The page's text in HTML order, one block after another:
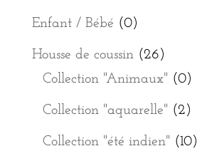
Enfant / Bébé (0)
Housse de coussin (26)
Collection "Animaux" (0)
Collection "aquarelle" (2)
Collection "été indien" (10)